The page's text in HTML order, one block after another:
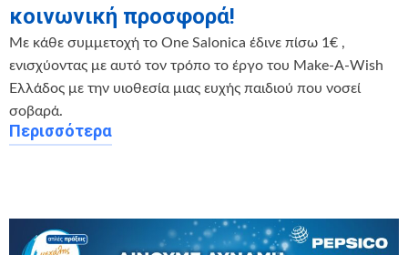
κοινωνική προσφορά!
Με κάθε συμμετοχή το One Salonica έδινε πίσω 1€ ,
ενισχύοντας με αυτό τον τρόπο το έργο του Make-A-Wish
Ελλάδος με την υιοθεσία μιας ευχής παιδιού που νοσεί
σοβαρά.
Περισσότερα